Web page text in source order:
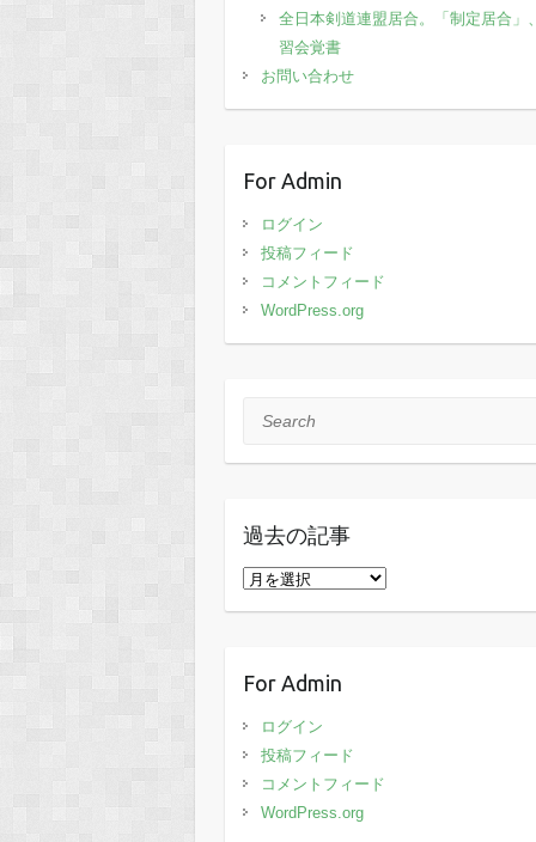
全日本剣道連盟居合。「制定居合」
習会覚書
お問い合わせ
For Admin
ログイン
投稿フィード
コメントフィード
WordPress.org
Search
過去の記事
過
事
For Admin
ログイン
投稿フィード
コメントフィード
WordPress.org